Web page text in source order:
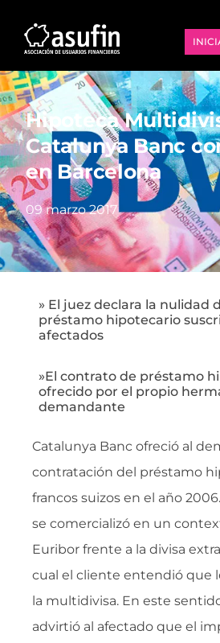
Hipoteca
Catalunya Banc
en Barcelona
09 marzo 2017
» El juez declara la nulidad
préstamo hipotecario
afectados
»El contrato de préstamo
ofrecido por el propio
demandante
Catalunya Banc ofreció al
contratación del préstamo
francos suizos en el año
se comercializó en un
Euribor frente a la divisa
cual el cliente entendió que
la multidivisa. En este
advirtió al afectado que el